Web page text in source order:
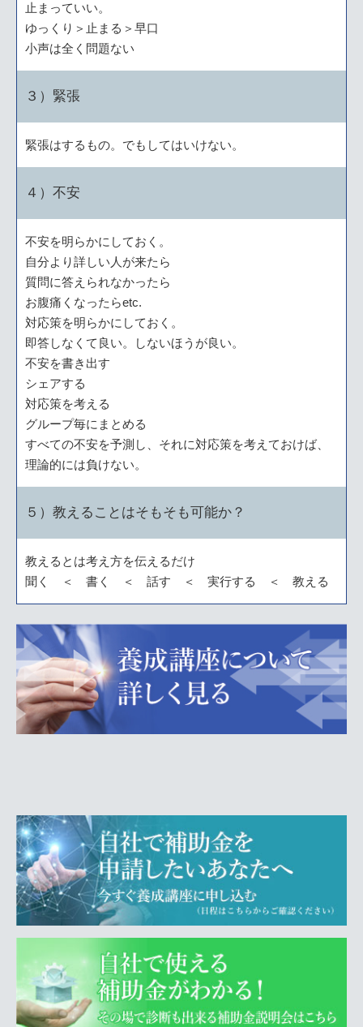
止まっていい。
ゆっくり＞止まる＞早口
小声は全く問題ない
３）緊張
緊張はするもの。でもしてはいけない。
４）不安
不安を明らかにしておく。
自分より詳しい人が来たら
質問に答えられなかったら
お腹痛くなったらetc.
対応策を明らかにしておく。
即答しなくて良い。しないほうが良い。
不安を書き出す
シェアする
対応策を考える
グループ毎にまとめる
すべての不安を予測し、それに対応策を考えておけば、
理論的には負けない。
５）教えることはそもそも可能か？
教えるとは考え方を伝えるだけ
聞く ＜ 書く ＜ 話す ＜ 実行する ＜ 教える